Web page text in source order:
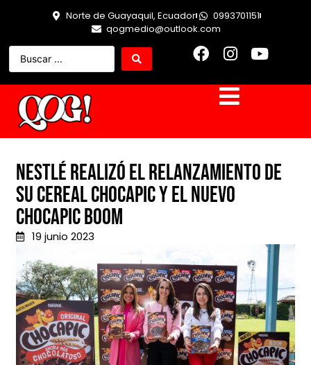
Norte de Guayaquil, Ecuador
0993701151
qogmedio@outlook.com
Nestlé realizó el relanzamiento de
su cereal Chocapic y el nuevo
Chocapic Boom
19 junio 2023